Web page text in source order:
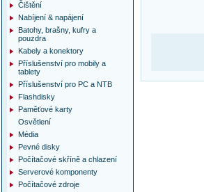
Čištění
Nabíjení & napájení
Batohy, brašny, kufry a
pouzdra
Kabely a konektory
Příslušenství pro mobily a
tablety
Příslušenství pro PC a NTB
Flashdisky
Paměťové karty
Osvětlení
Média
Pevné disky
Počítačové skříně a chlazení
Serverové komponenty
Počítačové zdroje